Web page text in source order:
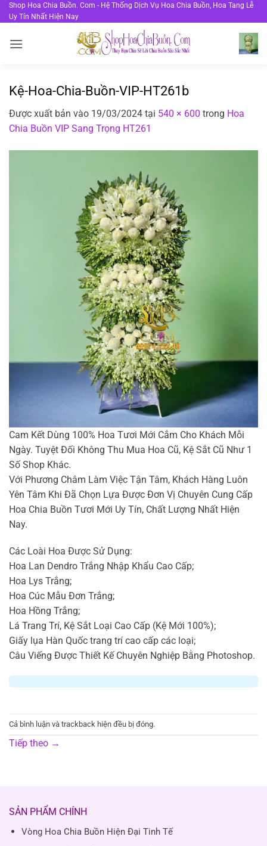
Bỏ
qua
dung
Shop Hoa Chia Buồn. Com - Hệ Thống Dịch Vụ Hoa Chia Buồn, Hoa Tang Lễ
Uy Tín Nhất Hiện Nay
Kệ-Hoa-Chia-Buồn-VIP-HT261b
Được xuất bản vào 19/03/2024 tại 540 × 600 trong Hoa
Chia Buồn VIP Sang Trọng HT261
Cam Kết Dùng 100% Hoa Tươi Mới Cắm Cho Khách Mỗi
Ngày. Tuyệt Đối Không Thu Mua Hoa Cũ, Kệ Sắt Cũ Như 1
Số Shop Khác.
Với Phương Châm Làm Việc Tận Tâm, Khách Hàng Luôn
Yên Tâm Khi Đã Chọn Lựa Được Đơn Vị Chuyên Cung Cấp
Hoa Chia Buồn Tươi Mới Uy Tín, Chất Lượng Nhất Hiện
Nay.
Các Loài Hoa Được Sử Dụng:
Hoa Lan Dendro Trắng Nhập Khẩu Cao Cấp;
Hoa Lys Trắng;
Hoa Cúc Mẫu Đơn Trắng;
Hoa Hồng Trắng;
Lá Trang Trí, Kệ Sắt Loại Cao Cấp (Kệ Mới 100%);
Giấy lụa Hàn Quốc trang trí cao cấp các loại;
Câu Viếng Được Thiết Kế Chuyên Nghiệp Bằng Photoshop.
Cả bình luận và trackback hiện đều bị đóng.
Tiếp theo →
SẢN PHẨM CHÍNH
Vòng Hoa Chia Buồn Hiện Đại Tinh Tế